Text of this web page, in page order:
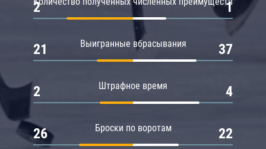
2 1
Выигранные вбрасывания
21 37
Штрафное время
2 4
Броски по воротам
26 22